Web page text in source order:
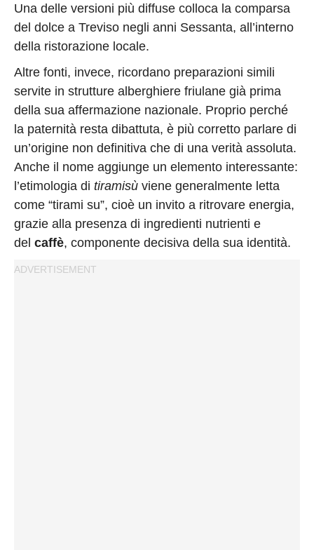
Una delle versioni più diffuse colloca la comparsa
del dolce a Treviso negli anni Sessanta, all’interno
della ristorazione locale.
Altre fonti, invece, ricordano preparazioni simili
servite in strutture alberghiere friulane già prima
della sua affermazione nazionale. Proprio perché
la paternità resta dibattuta, è più corretto parlare di
un’origine non definitiva che di una verità assoluta.
Anche il nome aggiunge un elemento interessante:
l’etimologia di tiramisù viene generalmente letta
come “tirami su”, cioè un invito a ritrovare energia,
grazie alla presenza di ingredienti nutrienti e
del caffè, componente decisiva della sua identità.